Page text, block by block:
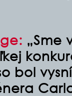
„Sme
bol